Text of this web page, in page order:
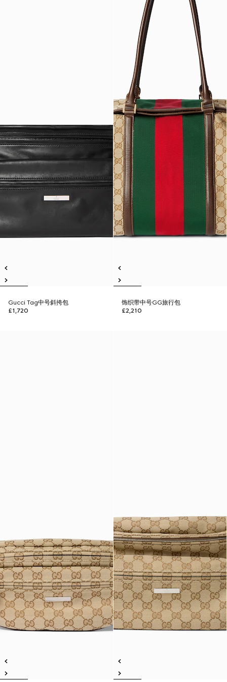
Gucci Tag中号斜挎包
£1,720
饰织带中号GG旅行包
£2,210